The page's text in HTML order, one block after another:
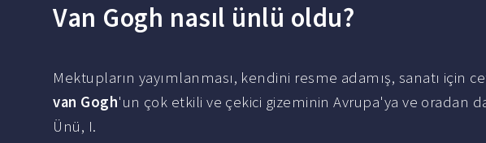
Van Gogh nasıl ünlü oldu?
Mektupların yayımlanması, kendini resme adamış, sanatı için
van Gogh'un çok etkili ve çekici gizeminin Avrupa'ya ve oradan
Ünü, I.